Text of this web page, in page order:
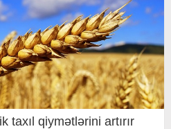
taxıl qiymətlərini artırır